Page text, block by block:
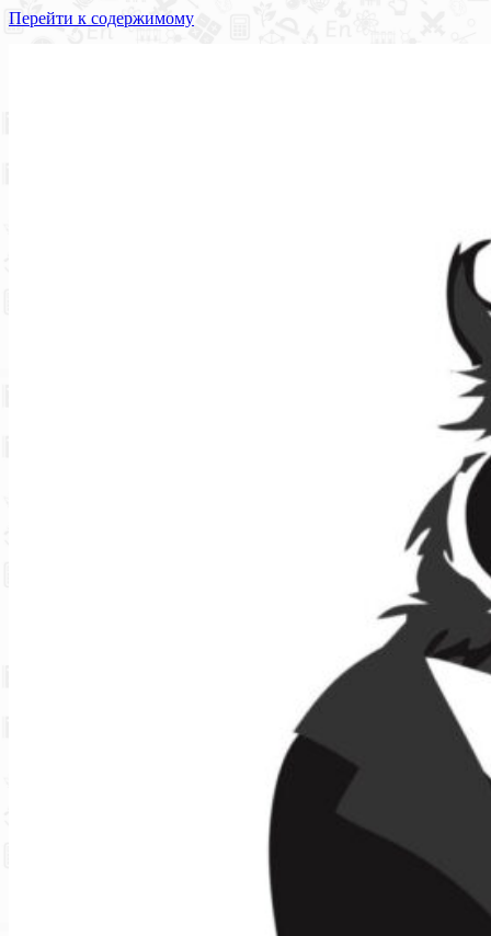
Перейти к содержимому